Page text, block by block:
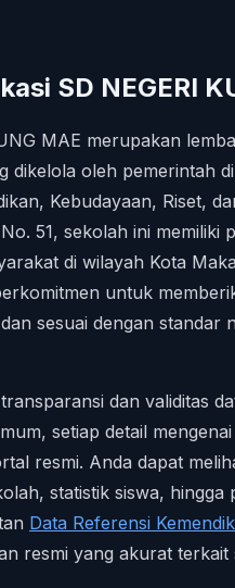
SD NEGERI
MAE merupakan
dikelola oleh pemerintah
Kebudayaan, Riset,
51, sekolah ini memiliki
di wilayah Kota
untuk
sesuai dengan standar
dan validitas
setiap detail
resmi. Anda dapat
statistik siswa, hingga
Data Referensi
resmi yang akurat